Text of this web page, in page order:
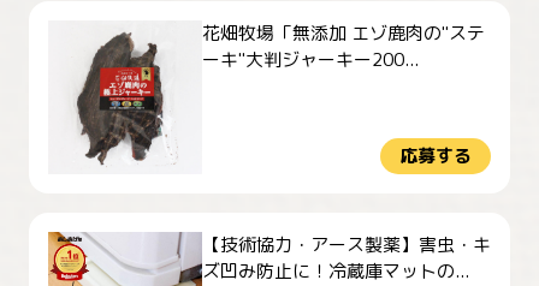
花畑牧場「無添加 エゾ鹿肉の"ステ
ーキ"大判ジャーキー200...
応募する
【技術協力・アース製薬】害虫・キ
ズ凹み防止に！冷蔵庫マットの...